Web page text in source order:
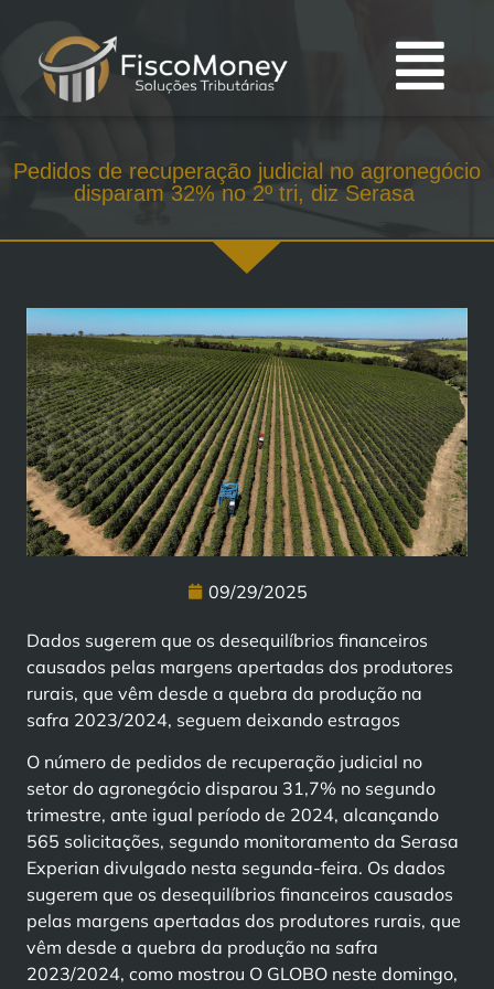
Pedidos de recuperação judicial no agronegócio
disparam 32% no 2º tri, diz Serasa
09/29/2025
Dados sugerem que os desequilíbrios financeiros
causados pelas margens apertadas dos produtores
rurais, que vêm desde a quebra da produção na
safra 2023/2024, seguem deixando estragos
O número de pedidos de recuperação judicial no
setor do agronegócio disparou 31,7% no segundo
trimestre, ante igual período de 2024, alcançando
565 solicitações, segundo monitoramento da Serasa
Experian divulgado nesta segunda-feira. Os dados
sugerem que os desequilíbrios financeiros causados
pelas margens apertadas dos produtores rurais, que
vêm desde a quebra da produção na safra
2023/2024, como mostrou O GLOBO neste domingo,